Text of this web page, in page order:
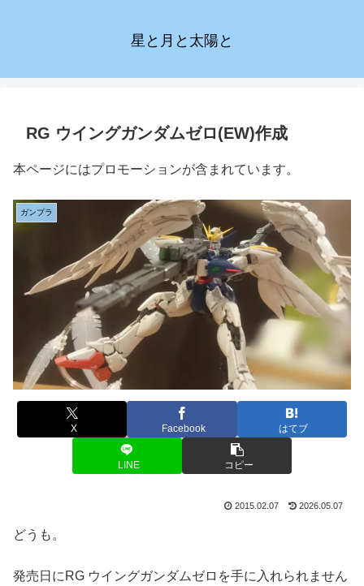
星と月と太陽と
RG ウイングガンダムゼロ(EW)作成
本ページにはプロモーションが含まれています。
ガンプラ
X Facebook はてブ
LINE コピー
2015.02.07 2026.05.07
どうも。
発売日にRG ウイングガンダムゼロを手に入れられません